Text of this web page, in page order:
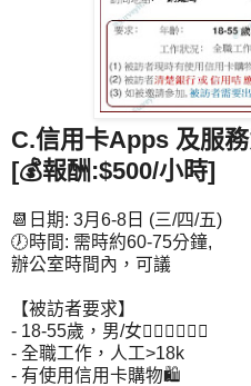
C.信用卡Apps 及服
[💰報酬:$500/小時]
📆日期: 3月6-8日 (三/四/五)
🕖時間: 需時約60-75分鐘,
辦公室時間內，可議
【被訪者要求】
- 18-55歲，男/女🙋🏻‍♀🙋🏻‍♂
- 全職工作，人工>18k
- 有使用信用卡購物🛍